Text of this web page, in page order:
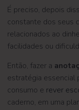
É preciso, depois
constante dos seus
relacionados ao
facilidades ou
Então, fazer a
estratégia essencial
consumo e rever
caderno, em uma